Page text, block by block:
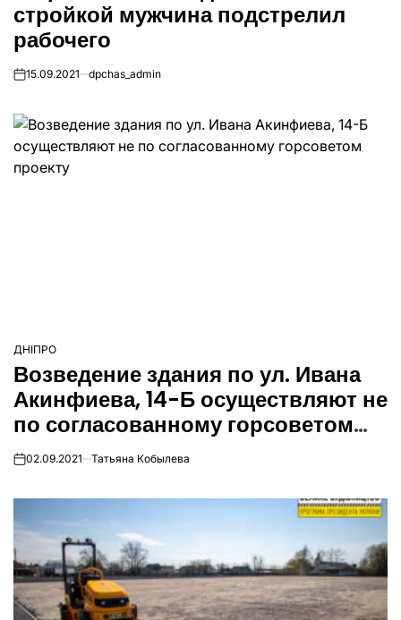
стройкой мужчина подстрелил
рабочего
on15.09.2021 dpchas_admin
ОПУБЛІКУВАТИ
У
ДНІПРО
Возведение здания по ул. Ивана
Акинфиева, 14-Б осуществляют не
по согласованному горсоветом
проекту
on02.09.2021 Татьяна Кобылева